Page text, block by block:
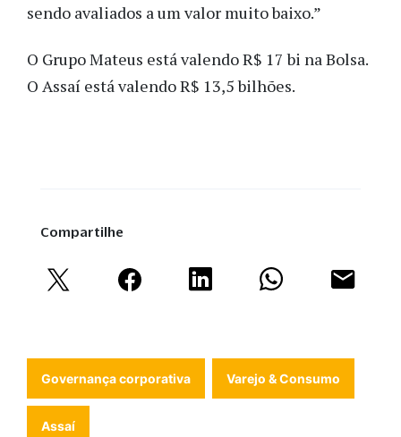
sendo avaliados a um valor muito baixo.”
O Grupo Mateus está valendo R$ 17 bi na Bolsa.
O Assaí está valendo R$ 13,5 bilhões.
Compartilhe
Governança corporativa Varejo & Consumo
Assaí